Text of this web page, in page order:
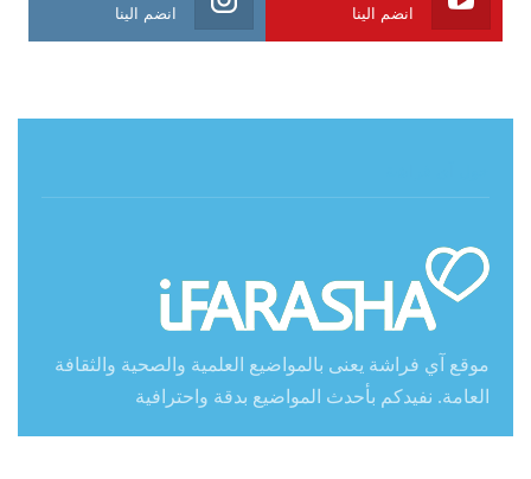
انضم الينا انضم الينا
موقع آي فراشة يعنى بالمواضيع العلمية والصحية والثقافة
العامة. نفيدكم بأحدث المواضيع بدقة واحترافية